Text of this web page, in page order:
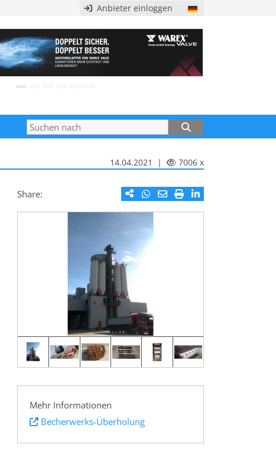
Anbieter einloggen
14.04.2021 | 7006 x
Share:
Mehr Informationen
Becherwerks-Überholung